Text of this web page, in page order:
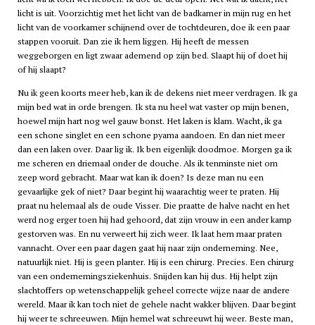
licht is uit. Voorzichtig met het licht van de badkamer in mijn rug en het
licht van de voorkamer schijnend over de tochtdeuren, doe ik een paar
stappen vooruit. Dan zie ik hem liggen. Hij heeft de messen
weggeborgen en ligt zwaar ademend op zijn bed. Slaapt hij of doet hij
of hij slaapt?
Nu ik geen koorts meer heb, kan ik de dekens niet meer verdragen. Ik ga
mijn bed wat in orde brengen. Ik sta nu heel wat vaster op mijn benen,
hoewel mijn hart nog wel gauw bonst. Het laken is klam. Wacht, ik ga
een schone singlet en een schone pyama aandoen. En dan niet meer
dan een laken over. Daar lig ik. Ik ben eigenlijk doodmoe. Morgen ga ik
me scheren en driemaal onder de douche. Als ik tenminste niet om
zeep word gebracht. Maar wat kan ik doen? Is deze man nu een
gevaarlijke gek of niet? Daar begint hij waarachtig weer te praten. Hij
praat nu helemaal als de oude Visser. Die praatte de halve nacht en het
werd nog erger toen hij had gehoord, dat zijn vrouw in een ander kamp
gestorven was. En nu verweert hij zich weer. Ik laat hem maar praten
vannacht. Over een paar dagen gaat hij naar zijn onderneming. Nee,
natuurlijk niet. Hij is geen planter. Hij is een chirurg. Precies. Een chirurg
van een ondernemingsziekenhuis. Snijden kan hij dus. Hij helpt zijn
slachtoffers op wetenschappelijk geheel correcte wijze naar de andere
wereld. Maar ik kan toch niet de gehele nacht wakker blijven. Daar begint
hij weer te schreeuwen. Mijn hemel wat schreeuwt hij weer. Beste man,